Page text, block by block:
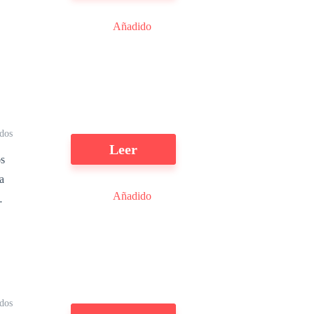
Añadido
Leer
Añadido